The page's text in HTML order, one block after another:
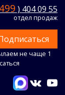
499 ) 404 09 55
отдел продаж
не чаще 1